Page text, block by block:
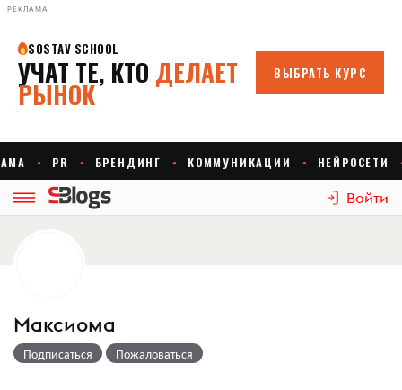
РЕКЛАМА
Войти
Максиома
Подписаться Пожаловаться